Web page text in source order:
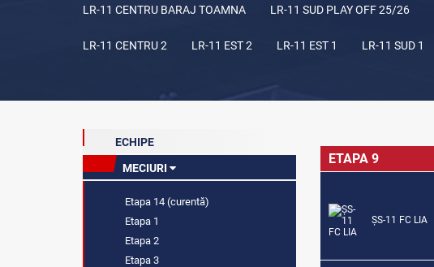
LR-11 CENTRU BARAJ TOAMNA LR-11 SUD PLAY OFF 25/26
LR-11 CENTRU 2 LR-11 EST 2 LR-11 EST 1 LR-11 SUD 1
ECHIPE
MECIURI
Etapa 14 (curentă)
Etapa 1
Etapa 2
Etapa 3
ETAPA 9
ȘS-11 FC LIA